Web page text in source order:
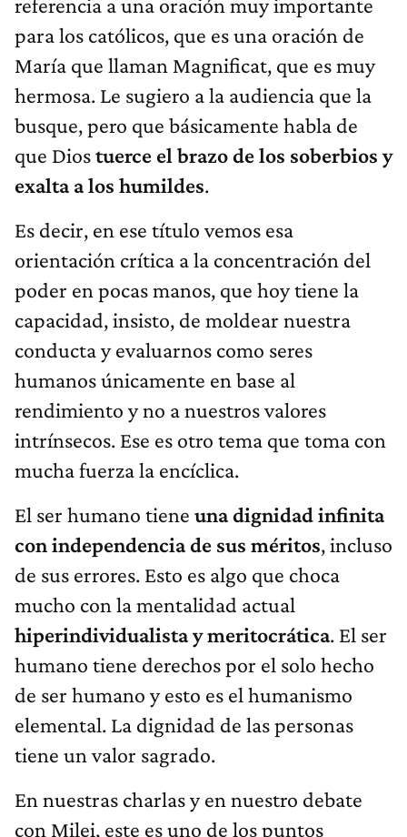
para los católicos, que es una oración de
María que llaman Magnificat, que es muy
hermosa. Le sugiero a la audiencia que la
busque, pero que básicamente habla de
que Diostuerce el brazo de los soberbios y
exalta a los humildes.
Es decir, en ese título vemos esa
orientación crítica a la concentración del
poder en pocas manos, que hoy tiene la
capacidad, insisto, de moldear nuestra
conducta y evaluarnos como seres
humanos únicamente en base al
rendimiento y no a nuestros valores
intrínsecos. Ese es otro tema que toma con
mucha fuerza la encíclica.
El ser humano tiene una dignidad infinita
con independencia de sus méritos, incluso
de sus errores. Esto es algo que choca
mucho con la mentalidad actual
hiperindividualista y meritocrática. El ser
humano tiene derechos por el solo hecho
de ser humano y esto es el humanismo
elemental. La dignidad de las personas
tiene un valor sagrado.
En nuestras charlas y en nuestro debate
con Milei, este es uno de los puntos